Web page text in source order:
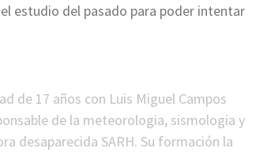
estudio del pasado para poder intentar
de 17 años con Luis Miguel Campos
de la meteorologia, sismologia y
desaparecida SARH. Su formación la